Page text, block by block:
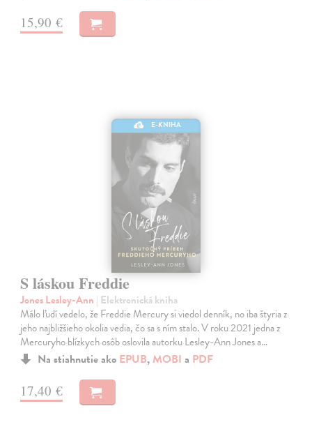
15,90 €
E-KNIHA
S láskou Freddie
Jones Lesley-Ann | Elektronická kniha
Málo ľudí vedelo, že Freddie Mercury si viedol denník, no iba štyria z
jeho najbližšieho okolia vedia, čo sa s ním stalo. V roku 2021 jedna z
Mercuryho blízkych osôb oslovila autorku Lesley-Ann Jones a…
Na stiahnutie ako EPUB, MOBI a PDF
17,40 €